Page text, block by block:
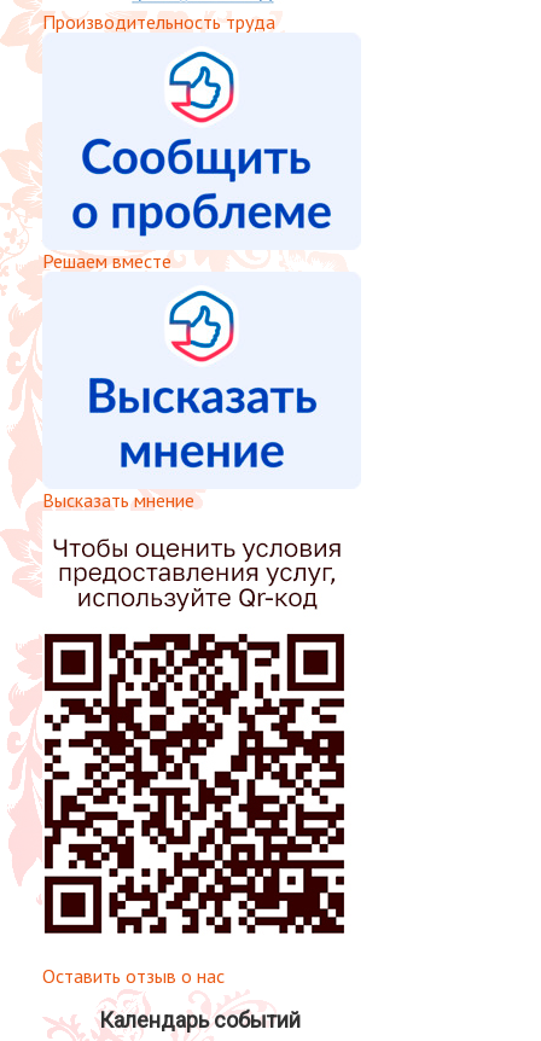
Производительность труда
Решаем вместе
Высказать мнение
Оставить отзыв о нас
Календарь событий